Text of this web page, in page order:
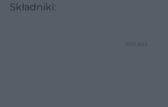
Składniki: